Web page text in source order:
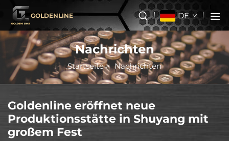
GOLDENLINE DE
Nachrichten
Startseite>Nachrichten
Goldenline eröffnet neue
Produktionsstätte in Shuyang mit
großem Fest